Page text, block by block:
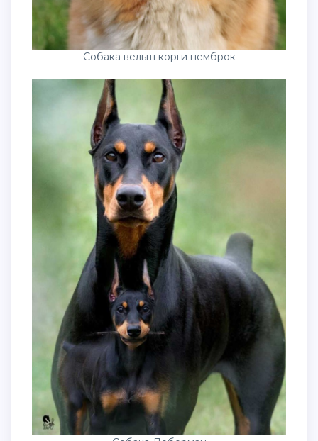
Собака вельш корги пемброк